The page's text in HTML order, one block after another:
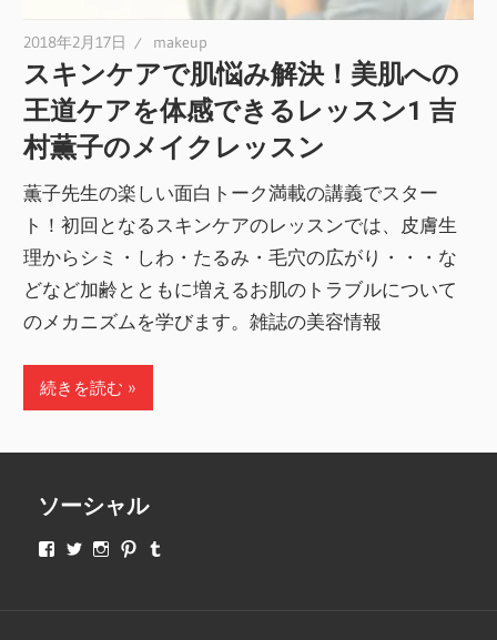
2018年2月17日 makeup
スキンケアで肌悩み解決！美肌への
王道ケアを体感できるレッスン1 吉
村薫子のメイクレッスン
薫子先生の楽しい面白トーク満載の講義でスター
ト！初回となるスキンケアのレッスンでは、皮膚生
理からシミ・しわ・たるみ・毛穴の広がり・・・な
どなど加齢とともに増えるお肌のトラブルについて
のメカニズムを学びます。雑誌の美容情報
続きを読む
ソーシャル
makeupjapan01
makeupjapan01
makeupjapan01
makeupjapan01